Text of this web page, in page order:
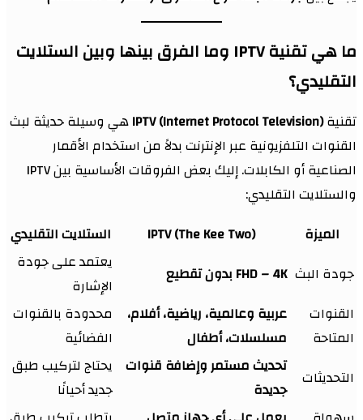
ما هي تقنية IPTV وما الفرق بينها وبين الستلايت
التقليدي؟
تقنيةIPTV (Internet Protocol Television)هي وسيلة حديثة لبث
القنوات التلفزيونية عبر الإنترنت بدلاً من استخدام الأقمار
الصناعية أو الكابلات. إليك بعض الفروقات الأساسية بين IPTV
والستلايت التقليدي:
الميزة
IPTV (The Kee Two)
الستلايت التقليدي
جودة البث FHD – 4K بدون تقطيع
يعتمد على جودة
الإشارة
القنوات
المتاحة
عربية وعالمية، رياضية، أفلام،
مسلسلات، أطفال
محدودة بالقنوات
الفضائية
التحديثات
تحديث مستمر وإضافة قنوات
جديدة
يحتاج لتركيب طبق
جديد أحيانًا